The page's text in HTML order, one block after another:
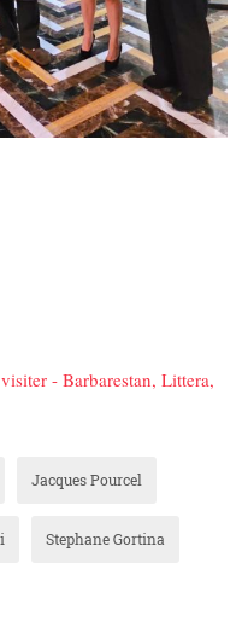
- Barbarestan, Littera,
Jacques Pourcel
Stephane Gortina